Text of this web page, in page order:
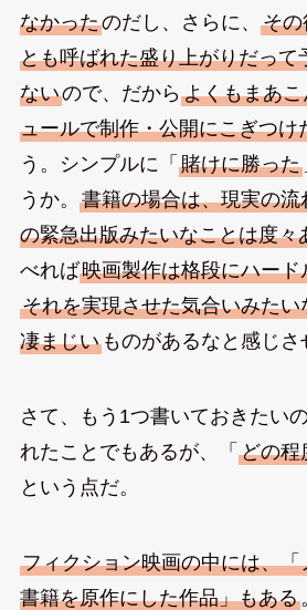
なかったのだし、さらに、 その
とも呼ばれた盛り上がりだって
ないので、だからよくもまあ
ュールで制作・公開にこぎつけ
う。シンプルに「 賭けに勝った
うか。 書籍の場合は、現実の
の緊急出版みたいなことは度々
べれば映画製作は格段にハード
それを実現させた気合いみた
凄まじいものがあるなと感じさ
さて、もう1つ書いておきたい
れたことでもあるが、「 どの程
という点だ。
フィクション映画の中には、
書籍を原作にした作品」もある